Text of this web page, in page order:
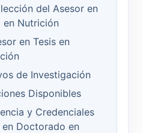
del Asesor en
en Nutrición
en Tesis en
de Investigación
Disponibles
y Credenciales
Doctorado en